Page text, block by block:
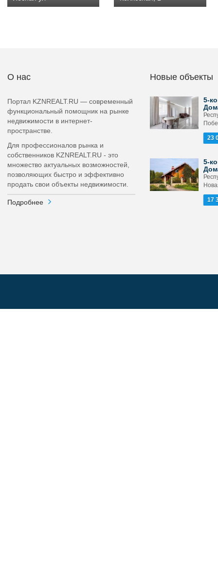
О нас
Портал KZNREALT.RU — современный
функциональный помощник на рынке
недвижимости в интернет-
пространстве.
Для профессионалов рынка и
собственников KZNREALT.RU - это
множество актуальных возможностей,
позволяющих быстро и эффективно
продать свои объекты недвижимости.
Подробнее
Новые объекты
5-
23
5-
17